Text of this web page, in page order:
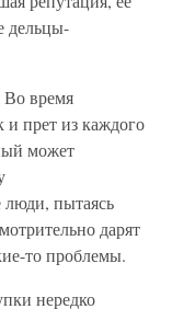
дельцы-
Во время
и прет из каждого
может
люди, пытаясь
дарят
то проблемы.
нередко